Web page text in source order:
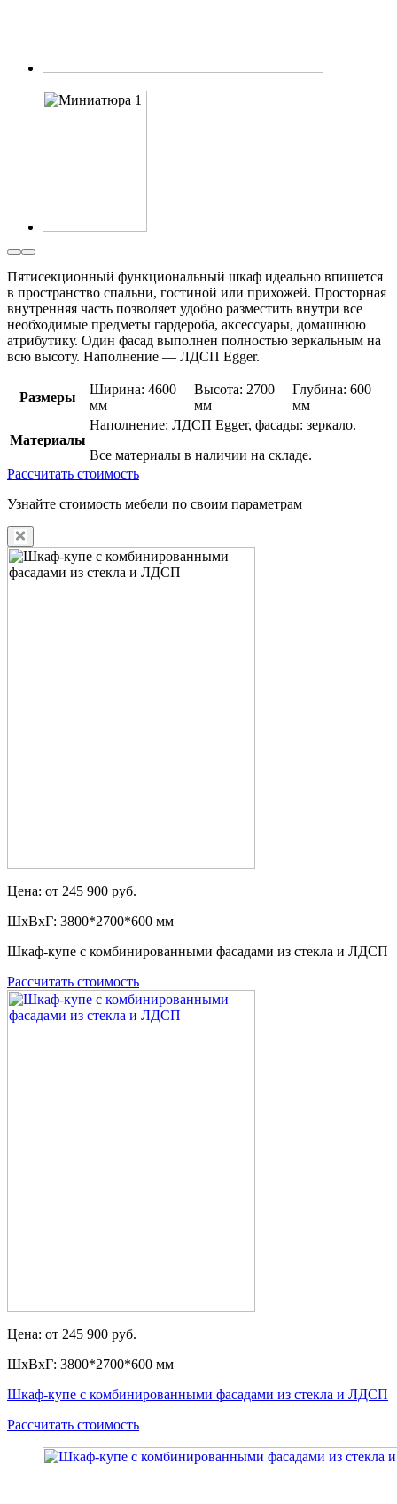
Пятисекционный функциональный шкаф идеально впишется
в пространство спальни, гостиной или прихожей. Просторная
внутренняя часть позволяет удобно разместить внутри все
необходимые предметы гардероба, аксессуары, домашнюю
атрибутику. Один фасад выполнен полностью зеркальным на
всю высоту. Наполнение — ЛДСП Egger.
Размеры
Ширина: 4600
мм
Высота: 2700
мм
Глубина: 600
мм
Материалы
Наполнение: ЛДСП Egger, фасады: зеркало.
Все материалы в наличии на складе.
Рассчитать стоимость
Узнайте стоимость мебели по своим параметрам
Цена: от 245 900 руб.
ШxВxГ: 3800*2700*600 мм
Шкаф-купе с комбинированными фасадами из стекла и ЛДСП
Рассчитать стоимость
Цена: от 245 900 руб.
ШxВxГ: 3800*2700*600 мм
Шкаф-купе с комбинированными фасадами из стекла и ЛДСП
Рассчитать стоимость